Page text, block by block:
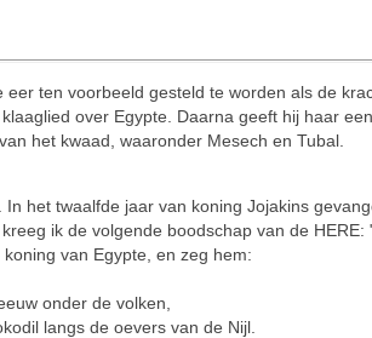
eer ten voorbeeld gesteld te worden als de
over Egypte. Daarna geeft hij haar
het kwaad, waaronder Mesech en Tubal.
In het twaalfde jaar van koning Jojakins
ik de volgende boodschap van de HERE:
van Egypte, en zeg hem:
onder de volken,
langs de oevers van de Nijl.